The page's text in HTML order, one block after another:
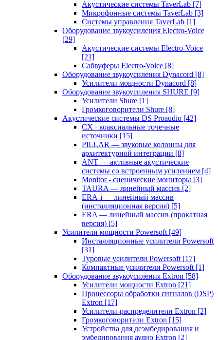
Акустические системы TaverLab [7]
Микрофонные системы TaverLab [3]
Системы управления TaverLab [1]
Оборудование звукоусиления Electro-Voice
[29]
Акустические системы Electro-Voice
[21]
Сабвуферы Electro-Voice [8]
Оборудование звукоусиления Dynacord [8]
Усилители мощности Dynacord [8]
Оборудование звукоусиления SHURE [9]
Усилители Shure [1]
Громкоговорители Shure [8]
Акустические системы DS Proaudio [42]
CX - коаксиальные точечные
источники [15]
PILLAR — звуковые колонны для
архитектурной интеграции [8]
ANT — активные акустические
системы со встроенным усилением [4]
Monitor - сценические мониторы [3]
TAURA — линейный массив [2]
ERA-i — линейный массив
(инсталляционная версия) [5]
ERA — линейный массив (прокатная
версия) [5]
Усилители мощности Powersoft [49]
Инсталляционные усилители Powersoft
[31]
Туровые усилители Powersoft [17]
Компактные усилители Powersoft [1]
Оборудование звукоусиления Extron [58]
Усилители мощности Extron [21]
Процессоры обработки сигналов (DSP)
Extron [17]
Усилители-распределители Extron [2]
Громкоговорители Extron [15]
Устройства для деэмбедирования и
эмбедирования аудио Extron [2]